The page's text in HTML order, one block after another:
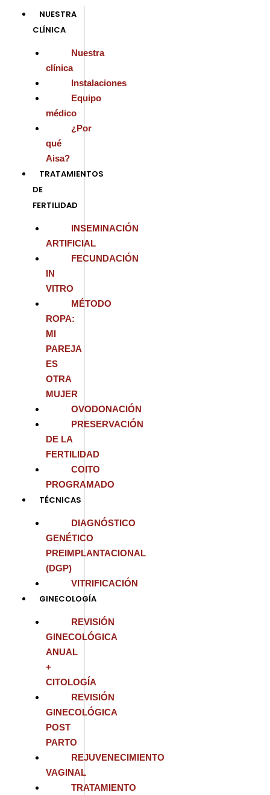
contenido
NUESTRA
CLÍNICA
Nuestra
clínica
Instalaciones
Equipo
médico
¿Por
qué
Aisa?
TRATAMIENTOS
DE
FERTILIDAD
INSEMINACIÓN
ARTIFICIAL
FECUNDACIÓN
IN
VITRO
MÉTODO
ROPA:
MI
PAREJA
ES
OTRA
MUJER
OVODONACIÓN
PRESERVACIÓN
DE LA
FERTILIDAD
COITO
PROGRAMADO
TÉCNICAS
DIAGNÓSTICO
GENÉTICO
PREIMPLANTACIONAL
(DGP)
VITRIFICACIÓN
GINECOLOGÍA
REVISIÓN
GINECOLÓGICA
ANUAL
+
CITOLOGÍA
REVISIÓN
GINECOLÓGICA
POST
PARTO
REJUVENECIMIENTO
VAGINAL
TRATAMIENTO